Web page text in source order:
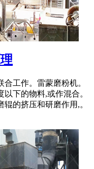
工作。雷蒙磨粉机。
下的物料,或作混合。
的挤压和研磨作用,。